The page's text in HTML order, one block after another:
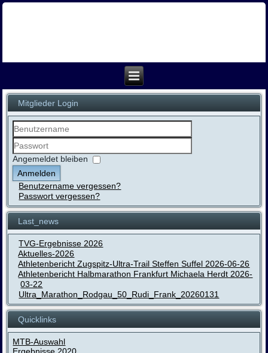
Mitglieder Login
Benutzername
Passwort
Angemeldet bleiben
Anmelden
Benutzername vergessen?
Passwort vergessen?
Last_news
TVG-Ergebnisse 2026
Aktuelles-2026
Athletenbericht Zugspitz-Ultra-Trail Steffen Suffel 2026-06-26
Athletenbericht Halbmarathon Frankfurt Michaela Herdt 2026-
03-22
Ultra_Marathon_Rodgau_50_Rudi_Frank_20260131
Quicklinks
MTB-Auswahl